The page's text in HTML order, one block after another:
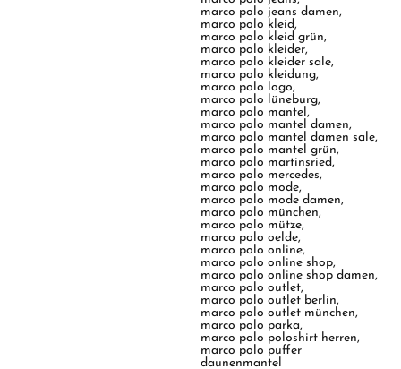
marco polo jeans damen,
marco polo kleid,
marco polo kleid grün,
marco polo kleider,
marco polo kleider sale,
marco polo kleidung,
marco polo logo,
marco polo lüneburg,
marco polo mantel,
marco polo mantel damen,
marco polo mantel damen sale,
marco polo mantel grün,
marco polo martinsried,
marco polo mercedes,
marco polo mode,
marco polo mode damen,
marco polo münchen,
marco polo mütze,
marco polo oelde,
marco polo online,
marco polo online shop,
marco polo online shop damen,
marco polo outlet,
marco polo outlet berlin,
marco polo outlet münchen,
marco polo parka,
marco polo poloshirt herren,
marco polo puffer
daunenmantel